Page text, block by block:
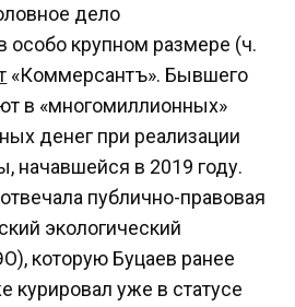
дело
особо крупном размере (ч.
«Коммерсантъ». Бывшего
в «многомиллионных»
денег при реализации
начавшейся в 2019 году.
публично-правовая
экологический
которую Буцаев ранее
курировал уже в статусе